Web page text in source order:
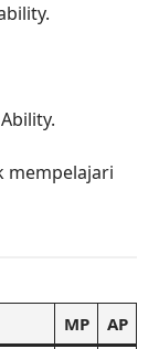
mempelajari
MP
AP